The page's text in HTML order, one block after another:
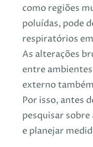
como regiões
poluídas, pode
respiratórios
As alterações
entre
externo
Por isso, antes
pesquisar
e planejar